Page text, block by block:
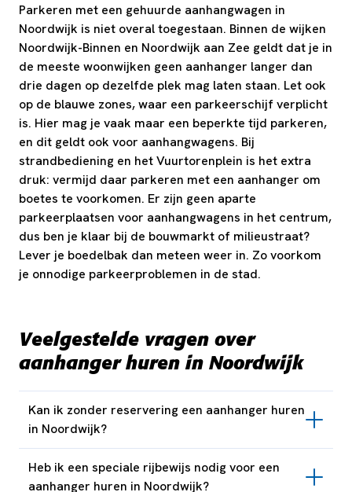
Parkeren met een gehuurde aanhangwagen in
Noordwijk is niet overal toegestaan. Binnen de wijken
Noordwijk-Binnen en Noordwijk aan Zee geldt dat je in
de meeste woonwijken geen aanhanger langer dan
drie dagen op dezelfde plek mag laten staan. Let ook
op de blauwe zones, waar een parkeerschijf verplicht
is. Hier mag je vaak maar een beperkte tijd parkeren,
en dit geldt ook voor aanhangwagens. Bij
strandbediening en het Vuurtorenplein is het extra
druk: vermijd daar parkeren met een aanhanger om
boetes te voorkomen. Er zijn geen aparte
parkeerplaatsen voor aanhangwagens in het centrum,
dus ben je klaar bij de bouwmarkt of milieustraat?
Lever je boedelbak dan meteen weer in. Zo voorkom
je onnodige parkeerproblemen in de stad.
Veelgestelde vragen over
aanhanger huren in Noordwijk
Kan ik zonder reservering een aanhanger huren
in Noordwijk?
Heb ik een speciale rijbewijs nodig voor een
aanhanger huren in Noordwijk?